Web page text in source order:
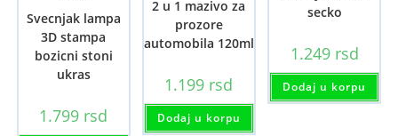
Svecnjak lampa
3D stampa
bozicni stoni
ukras
1.799 rsd
2 u 1 mazivo za
prozore
automobila 120ml
1.199 rsd
Dodaj u korpu
secko
1.249 rsd
Dodaj u korpu